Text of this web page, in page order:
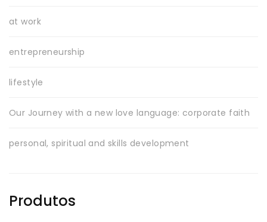
at work
entrepreneurship
lifestyle
Our Journey with a new love language: corporate faith
personal, spiritual and skills development
Produtos